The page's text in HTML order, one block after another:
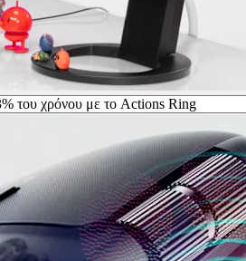
του χρόνου με το Actions Ring